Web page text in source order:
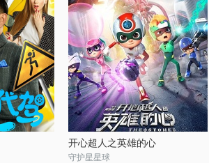
开心超人之英雄的心
守护星星球